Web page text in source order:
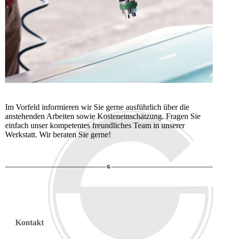
Im Vorfeld informieren wir Sie gerne ausführlich über die
anstehenden Arbeiten sowie Kosteneinschätzung. Fragen Sie
einfach unser kompetentes freundliches Team in unserer
Werkstatt. Wir beraten Sie gerne!
Kontakt